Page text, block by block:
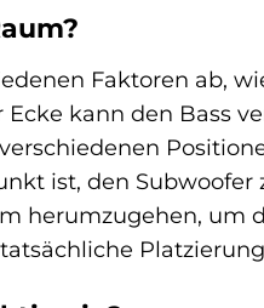
Faktoren ab,
kann den Bass
ist, den Subwoofer
herumzugehen, um